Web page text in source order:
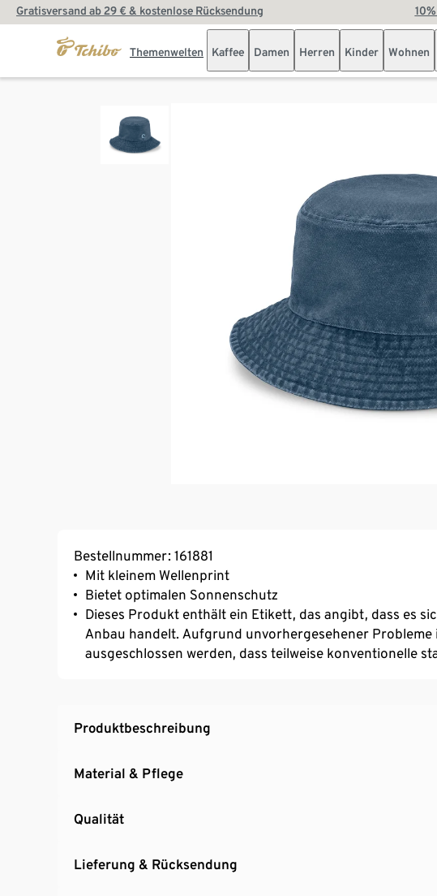
Gratisversand ab 29 € & kostenlose Rücksendung
Themenwelten Kaffee Damen Herren Kinder Wohnen
Bestellnummer: 161881
Mit kleinem Wellenprint
Bietet optimalen Sonnenschutz
Dieses Produkt enthält ein Etikett, das angibt, dass es
Anbau handelt. Aufgrund unvorhergesehener
ausgeschlossen werden, dass teilweise konventionelle
Produktbeschreibung
Material & Pflege
Qualität
Lieferung & Rücksendung